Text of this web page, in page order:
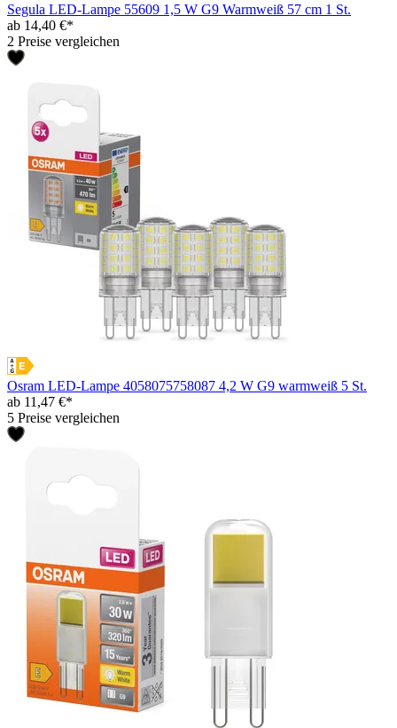
Segula LED-Lampe 55609 1,5 W G9 Warmweiß 57 cm 1 St.
ab 14,40 €*
2 Preise vergleichen
Osram LED-Lampe 4058075758087 4,2 W G9 warmweiß 5 St.
ab 11,47 €*
5 Preise vergleichen